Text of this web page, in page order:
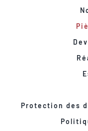
Protection des